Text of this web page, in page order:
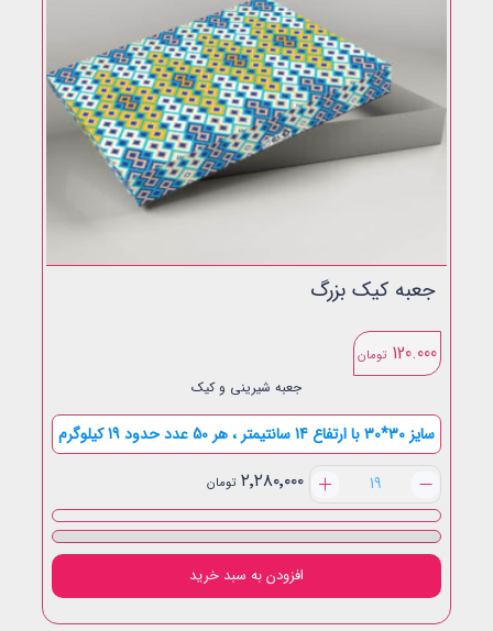
جعبه کیک بزرگ
120.000 تومان
جعبه شیرینی و کیک
سایز 30*30 با ارتفاع 14 سانتیمتر ، هر 50 عدد حدود 19 کیلوگرم
جعبه
کیک
بزرگ
عدد
۲٬۲۸۰٬۰۰۰ تومان
افزودن به سبد خرید